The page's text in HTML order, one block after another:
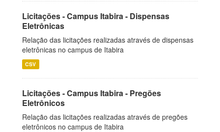
Licitações - Campus Itabira - Dispensas
Eletrônicas
Relação das licitações realizadas através de dispensas
eletrônicas no campus de Itabira
CSV
Licitações - Campus Itabira - Pregões
Eletrônicos
Relação das licitações realizadas através de pregões
eletrônicos no campus de Itabira